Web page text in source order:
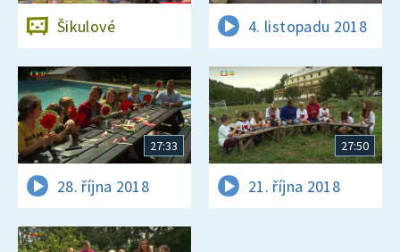
Šikulové 4. listopadu 2018
27:33
28. října 2018
27:50
21. října 2018